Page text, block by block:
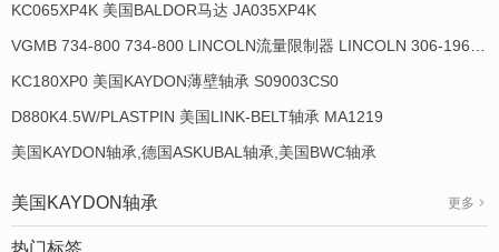
KC065XP4K 美国BALDOR马达 JA035XP4K
KC180XP0 美国KAYDON薄壁轴承 S09003CS0
D880K4.5W/PLASTPIN 美国LINK-BELT轴承 MA1219
美国KAYDON轴承,德国ASKUBAL轴承,美国BWC轴承
美国KAYDON轴承 更多
热门标签